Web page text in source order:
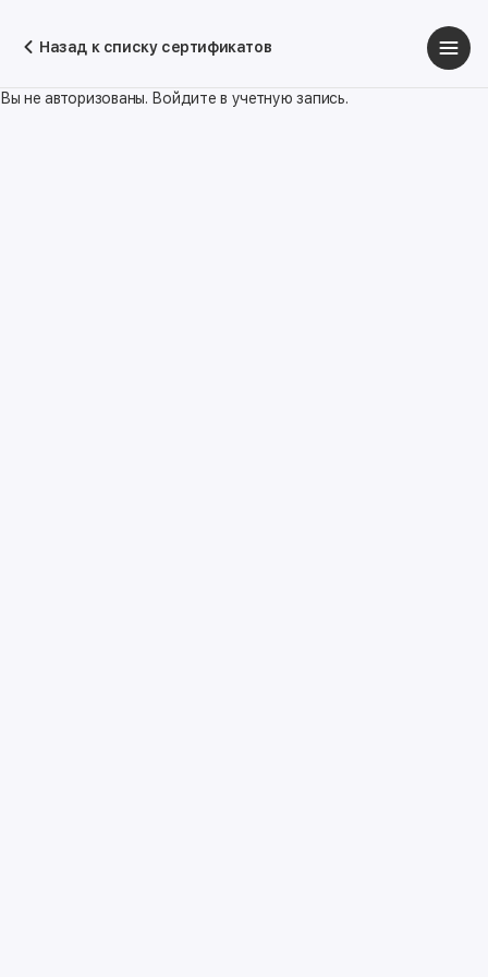
Назад к списку сертификатов
Вы не авторизованы. Войдите в учетную запись.